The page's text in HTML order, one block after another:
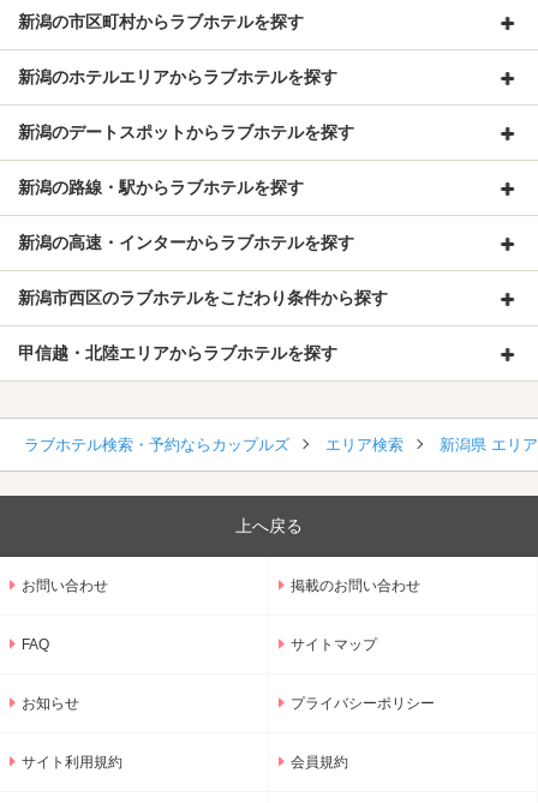
新潟の市区町村からラブホテルを探す
新潟のホテルエリアからラブホテルを探す
新潟のデートスポットからラブホテルを探す
新潟の路線・駅からラブホテルを探す
新潟の高速・インターからラブホテルを探す
新潟市西区のラブホテルをこだわり条件から探す
甲信越・北陸エリアからラブホテルを探す
ラブホテル検索・予約ならカップルズ エリア検索 新潟県 エリ
上へ戻る
お問い合わせ 掲載のお問い合わせ
FAQ サイトマップ
お知らせ プライバシーポリシー
サイト利用規約 会員規約